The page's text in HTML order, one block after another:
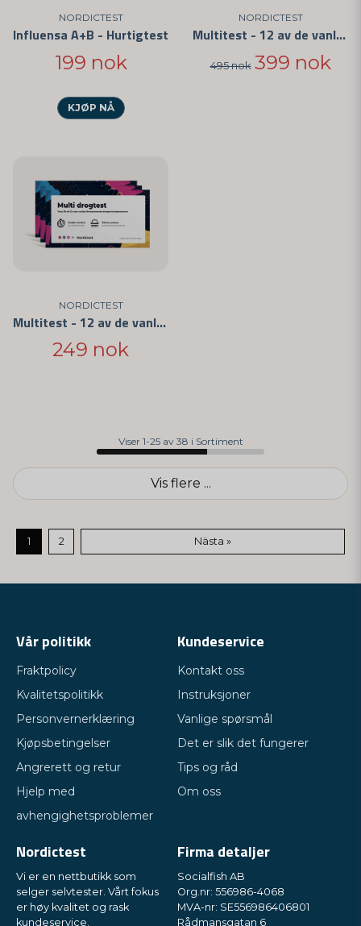
NORDICTEST
Influensa A+B - Hurtigtest
199 nok
KJØP NÅ
NORDICTEST
Multitest - 12 av de vanligste medikamentene 5-pakning
495 nok 399 nok
NORDICTEST
Multitest - 12 av de vanligste medikamentene 3-pakning
249 nok
Viser 1-25 av 38 i Sortiment
Vis flere ...
1 2 Nästa »
Vår politikk
Fraktpolicy
Kvalitetspolitikk
Personvernerklæring
Kjøpsbetingelser
Angrerett og retur
Hjelp med
avhengighetsproblemer
Kundeservice
Kontakt oss
Instruksjoner
Vanlige spørsmål
Det er slik det fungerer
Tips og råd
Om oss
Nordictest
Vi er en nettbutikk som
selger selvtester. Vårt fokus
er høy kvalitet og rask
kundeservice.
Firma detaljer
Socialfish AB
Org.nr: 556986-4068
MVA-nr: SE556986406801
Rådmansgatan 6